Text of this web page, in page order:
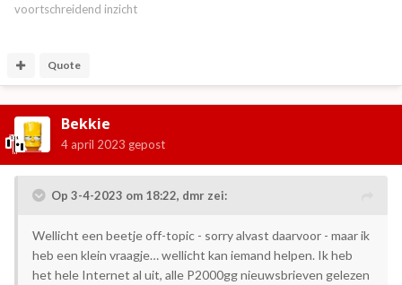
voortschreidend inzicht
Quote
Bekkie
4 april 2023 gepost
Op 3-4-2023 om 18:22, dmr zei:
Wellicht een beetje off-topic - sorry alvast daarvoor - maar ik
heb een klein vraagje… wellicht kan iemand helpen. Ik heb
het hele Internet al uit, alle P2000gg nieuwsbrieven gelezen